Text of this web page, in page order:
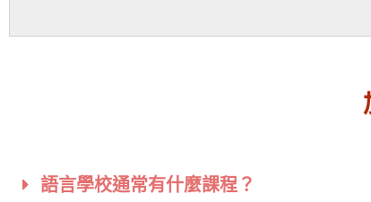
語言學校通常有什麼課程？